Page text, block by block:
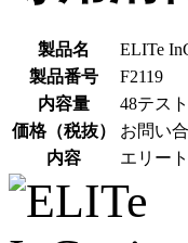
製品名
ELITe
製品番号
F2119
内容量
48テス
価格（税抜）
お問い
内容
エリー